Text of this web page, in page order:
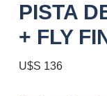
PISTA
+ FLY
U$S 136